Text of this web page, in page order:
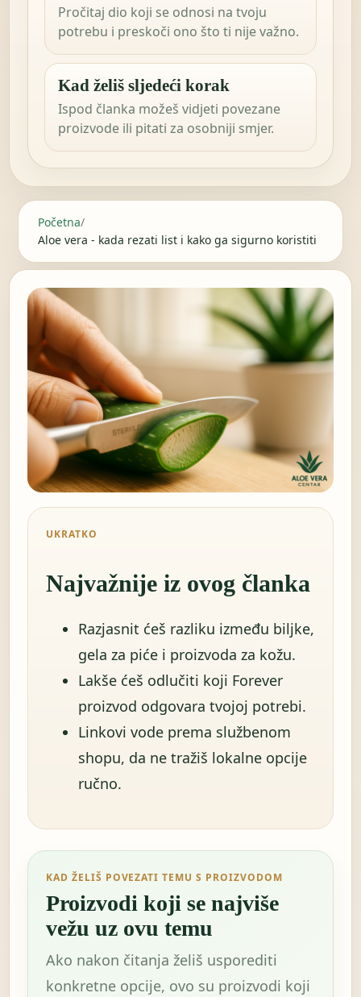
Pročitaj dio koji se odnosi na tvoju
potrebu i preskoči ono što ti nije važno.
Kad želiš sljedeći korak
Ispod članka možeš vidjeti povezane
proizvode ili pitati za osobniji smjer.
Početna/
Aloe vera - kada rezati list i kako ga sigurno koristiti
UKRATKO
Najvažnije iz ovog članka
Razjasnit ćeš razliku između biljke,
gela za piće i proizvoda za kožu.
Lakše ćeš odlučiti koji Forever
proizvod odgovara tvojoj potrebi.
Linkovi vode prema službenom
shopu, da ne tražiš lokalne opcije
ručno.
KAD ŽELIŠ POVEZATI TEMU S PROIZVODOM
Proizvodi koji se najviše
vežu uz ovu temu
Ako nakon čitanja želiš usporediti
konkretne opcije, ovo su proizvodi koji